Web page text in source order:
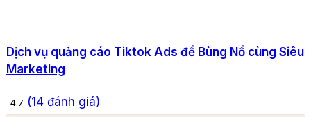
Dịch vụ quảng cáo Tiktok Ads để Bùng Nổ cùng Siêu
Marketing
4.7 (14 đánh giá)